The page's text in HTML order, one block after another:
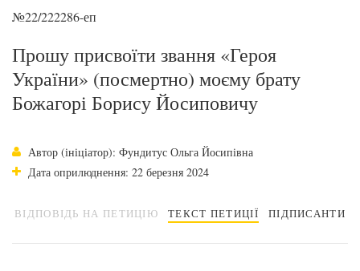
№22/222286-еп
Прошу присвоїти звання «Героя
України» (посмертно) моєму брату
Божагорі Борису Йосиповичу
Автор (ініціатор): Фундитус Ольга Йосипівна
Дата оприлюднення: 22 березня 2024
ВІДПОВІДЬ НА ПЕТИЦІЮ ТЕКСТ ПЕТИЦІЇ ПІДПИСАНТИ